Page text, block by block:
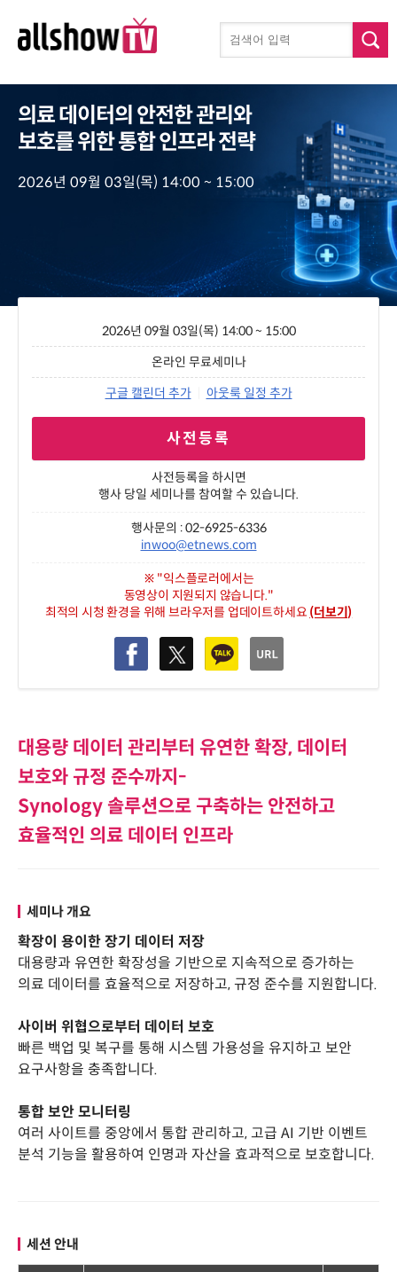
의료 데이터의 안전한 관리와
보호를 위한 통합 인프라 전략
2026년 09월 03일(목) 14:00 ~ 15:00
2026년 09월 03일(목) 14:00 ~ 15:00
온라인 무료세미나
구글 캘린더 추가
아웃룩 일정 추가
사전등록
사전등록을 하시면
행사 당일 세미나를 참여할 수 있습니다.
행사문의 : 02-6925-6336
inwoo@etnews.com
※ "익스플로러에서는
동영상이 지원되지 않습니다."
최적의 시청 환경을 위해 브라우저를 업데이트하세요 (더보기)
대용량 데이터 관리부터 유연한 확장, 데이터
보호와 규정 준수까지-
Synology 솔루션으로 구축하는 안전하고
효율적인 의료 데이터 인프라
세미나 개요
확장이 용이한 장기 데이터 저장
대용량과 유연한 확장성을 기반으로 지속적으로 증가하는
의료 데이터를 효율적으로 저장하고, 규정 준수를 지원합니다.
사이버 위협으로부터 데이터 보호
빠른 백업 및 복구를 통해 시스템 가용성을 유지하고 보안
요구사항을 충족합니다.
통합 보안 모니터링
여러 사이트를 중앙에서 통합 관리하고, 고급 AI 기반 이벤트
분석 기능을 활용하여 인명과 자산을 효과적으로 보호합니다.
세션 안내